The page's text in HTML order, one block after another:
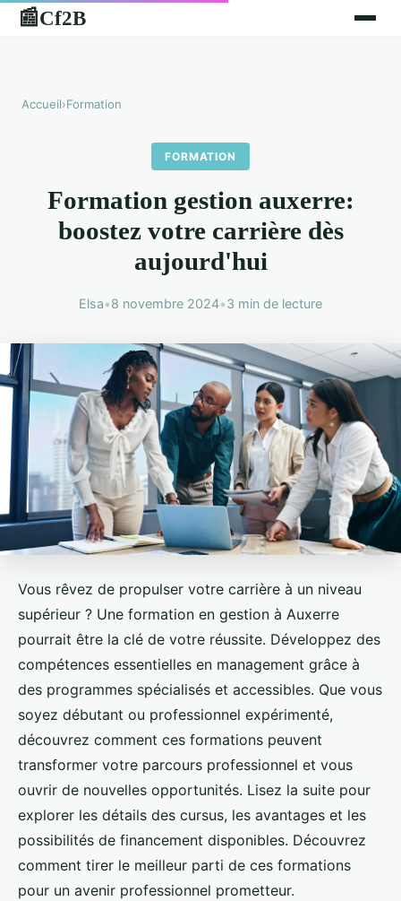
📰Cf2B
Accueil›Formation
FORMATION
Formation gestion auxerre:
boostez votre carrière dès
aujourd'hui
Elsa•8 novembre 2024•3 min de lecture
Vous rêvez de propulser votre carrière à un niveau
supérieur ? Une formation en gestion à Auxerre
pourrait être la clé de votre réussite. Développez des
compétences essentielles en management grâce à
des programmes spécialisés et accessibles. Que vous
soyez débutant ou professionnel expérimenté,
découvrez comment ces formations peuvent
transformer votre parcours professionnel et vous
ouvrir de nouvelles opportunités. Lisez la suite pour
explorer les détails des cursus, les avantages et les
possibilités de financement disponibles. Découvrez
comment tirer le meilleur parti de ces formations
pour un avenir professionnel prometteur.